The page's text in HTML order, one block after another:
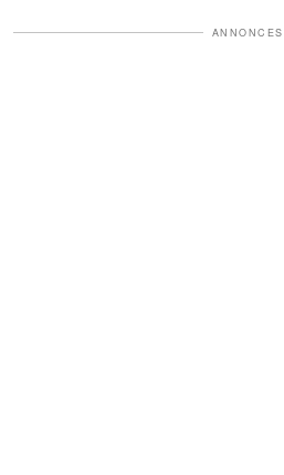
ANNONCES